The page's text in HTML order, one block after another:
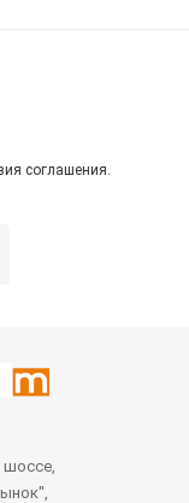
соглашения.
шоссе,